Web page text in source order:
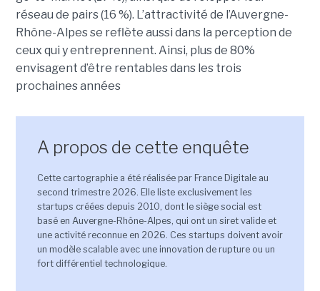
réseau de pairs (16 %). L’attractivité de l’Auvergne-
Rhône-Alpes se reflète aussi dans la perception de
ceux qui y entreprennent. Ainsi, plus de 80%
envisagent d’être rentables dans les trois
prochaines années
A propos de cette enquête
Cette cartographie a été réalisée par France Digitale au
second trimestre 2026. Elle liste exclusivement les
startups créées depuis 2010, dont le siège social est
basé en Auvergne-Rhône-Alpes, qui ont un siret valide et
une activité reconnue en 2026. Ces startups doivent avoir
un modèle scalable avec une innovation de rupture ou un
fort différentiel technologique.